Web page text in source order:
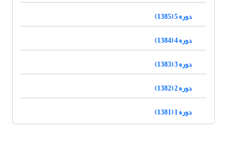
دوره 5 (1385)
دوره 4 (1384)
دوره 3 (1383)
دوره 2 (1382)
دوره 1 (1381)